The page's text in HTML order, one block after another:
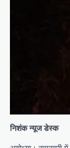
निशंक न्यूज डेस्क